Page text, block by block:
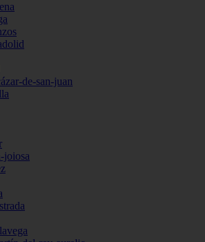
de-san-juan
joiosa